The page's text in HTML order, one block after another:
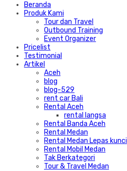
Beranda
Produk Kami
Tour dan Travel
Outbound Training
Event Organizer
Pricelist
Testimonial
Artikel
Aceh
blog
blog-529
rent car Bali
Rental Aceh
rental langsa
Rental Banda Aceh
Rental Medan
Rental Medan Lepas kunci
Rental Mobil Medan
Tak Berkategori
Tour & Travel Medan